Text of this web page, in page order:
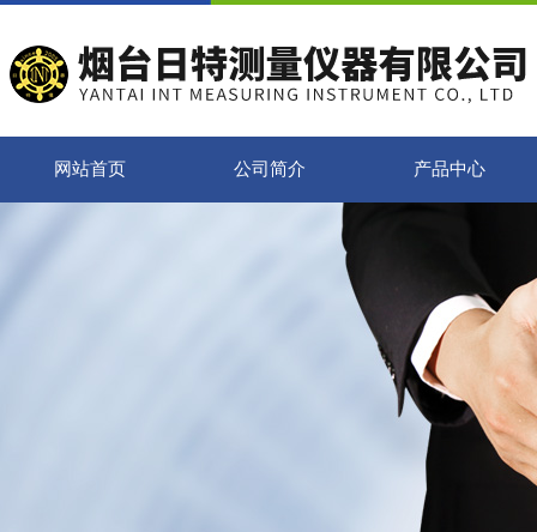
网站首页 公司简介 产品中心